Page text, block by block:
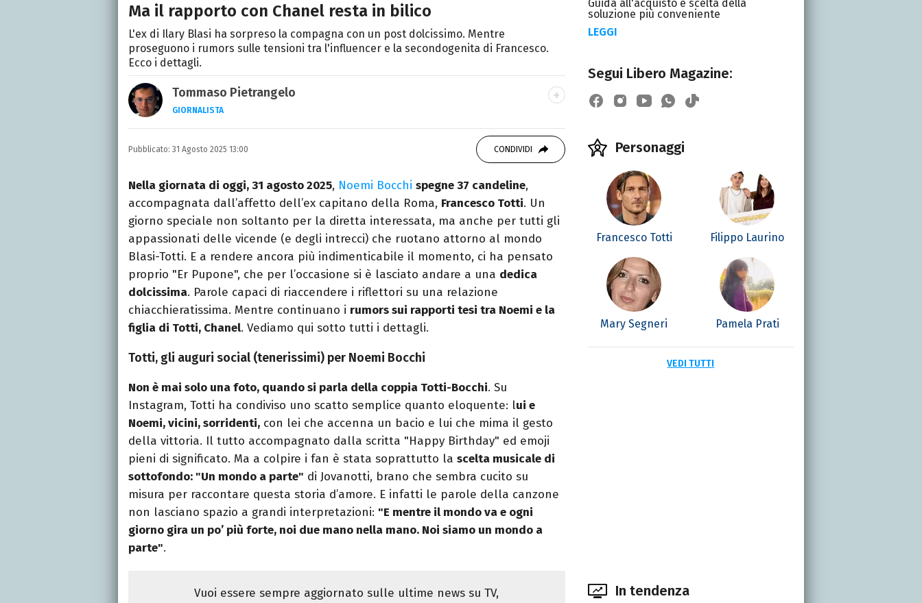
Ma il rapporto con Chanel resta in bilico
L'ex di Ilary Blasi ha sorpreso la compagna con un post dolcissimo. Mentre
proseguono i rumors sulle tensioni tra l'influencer e la secondogenita di Francesco.
Ecco i dettagli.
Tommaso Pietrangelo
GIORNALISTA
Autore, giornalista, cantautore. Laureato in Letterature Straniere, è
appassionato di cinema, poesia e Shakespeare. Scrive canzoni e ama i
Pubblicato: 31 Agosto 2025 13:00 CONDIVIDI
Nella giornata di oggi, 31 agosto 2025, Noemi Bocchi spegne 37 candeline,
accompagnata dall’affetto dell’ex capitano della Roma, Francesco Totti. Un
giorno speciale non soltanto per la diretta interessata, ma anche per tutti gli
appassionati delle vicende (e degli intrecci) che ruotano attorno al mondo
Blasi-Totti. E a rendere ancora più indimenticabile il momento, ci ha pensato
proprio "Er Pupone", che per l’occasione si è lasciato andare a una dedica
dolcissima. Parole capaci di riaccendere i riflettori su una relazione
chiacchieratissima. Mentre continuano i rumors sui rapporti tesi tra Noemi e la
figlia di Totti, Chanel. Vediamo qui sotto tutti i dettagli.
Totti, gli auguri social (tenerissimi) per Noemi Bocchi
Non è mai solo una foto, quando si parla della coppia Totti-Bocchi. Su
Instagram, Totti ha condiviso uno scatto semplice quanto eloquente: lui e
Noemi, vicini, sorridenti, con lei che accenna un bacio e lui che mima il gesto
della vittoria. Il tutto accompagnato dalla scritta "Happy Birthday" ed emoji
pieni di significato. Ma a colpire i fan è stata soprattutto la scelta musicale di
sottofondo: "Un mondo a parte" di Jovanotti, brano che sembra cucito su
misura per raccontare questa storia d’amore. E infatti le parole della canzone
non lasciano spazio a grandi interpretazioni: "E mentre il mondo va e ogni
giorno gira un po’ più forte, noi due mano nella mano. Noi siamo un mondo a
parte".
Vuoi essere sempre aggiornato sulle ultime news su TV,
Guida all'acquisto e scelta della
soluzione più conveniente
LEGGI
Segui Libero Magazine:
Personaggi
Francesco Totti Filippo Laurino
Mary Segneri Pamela Prati
VEDI TUTTI
In tendenza